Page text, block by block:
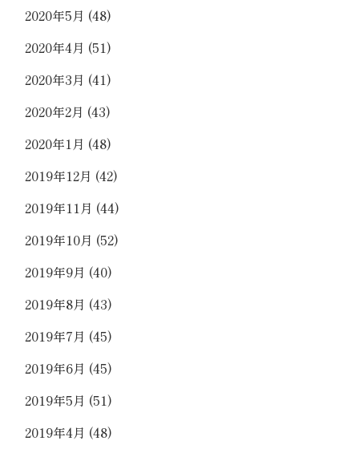
2020年5月 (48)
2020年4月 (51)
2020年3月 (41)
2020年2月 (43)
2020年1月 (48)
2019年12月 (42)
2019年11月 (44)
2019年10月 (52)
2019年9月 (40)
2019年8月 (43)
2019年7月 (45)
2019年6月 (45)
2019年5月 (51)
2019年4月 (48)